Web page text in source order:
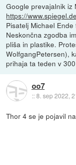
Google prevajalnik iz
https://
Pisatelj Michael
Neskončna zgodba
pliša in plastike.
WolfgangPetersen),
prihaja ta teden v
oo7
::8. sep 2022,
Thor 4 se je pojavil